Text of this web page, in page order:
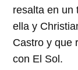
resalta en un
ella y
Castro y que
con El Sol.